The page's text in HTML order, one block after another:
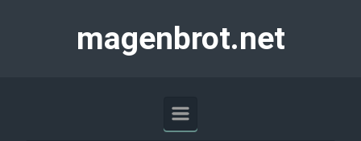
magenbrot.net